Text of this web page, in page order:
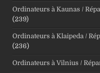
Ordinateurs à Kaunas /
(239)
Ordinateurs à Klaipeda /
(236)
Ordinateurs à Vilnius /